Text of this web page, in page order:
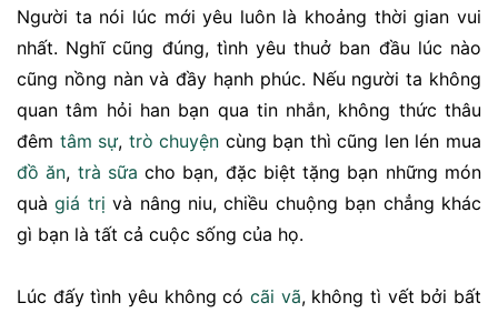
Người ta nói lúc mới yêu luôn là khoảng thời gian vui
nhất. Nghĩ cũng đúng, tình yêu thuở ban đầu lúc nào
cũng nồng nàn và đầy hạnh phúc. Nếu người ta không
quan tâm hỏi han bạn qua tin nhắn, không thức thâu
đêm tâm sự, trò chuyện cùng bạn thì cũng len lén mua
đồ ăn, trà sữa cho bạn, đặc biệt tặng bạn những món
quàgiá trị và nâng niu, chiều chuộng bạn chẳng khác
gì bạn là tất cả cuộc sống của họ.
Lúc đấy tình yêu không có cãi vã, không tì vết bởi bất